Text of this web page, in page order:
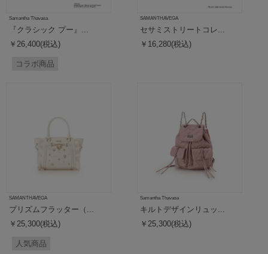
Samantha Thavasa
『クラシック プー』...
￥26,400(税込)
コラボ商品
SAMANTHAVEGA
セサミストリートコレ...
￥16,280(税込)
SAMANTHAVEGA
プリズムフラッター（...
￥25,300(税込)
人気商品
Samantha Thavasa
キルトデザインリュッ...
￥25,300(税込)